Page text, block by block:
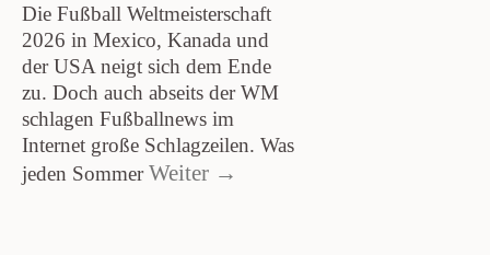
Die Fußball Weltmeisterschaft
2026 in Mexico, Kanada und
der USA neigt sich dem Ende
zu. Doch auch abseits der WM
schlagen Fußballnews im
Internet große Schlagzeilen. Was
jeden SommerWeiter →